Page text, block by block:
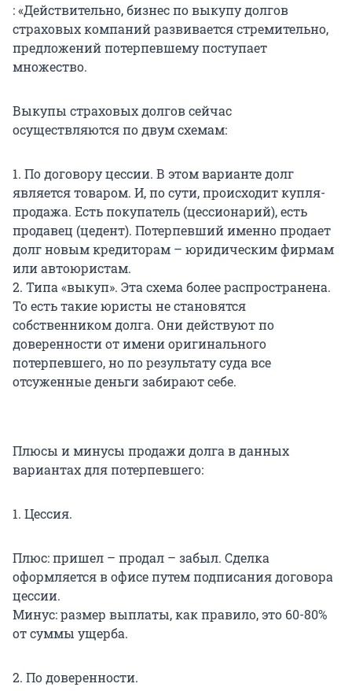
: «Действительно, бизнес по выкупу долгов
страховых компаний развивается стремительно,
предложений потерпевшему поступает
множество.
Выкупы страховых долгов сейчас
осуществляются по двум схемам:
1. По договору цессии. В этом варианте долг
является товаром. И, по сути, происходит купля-
продажа. Есть покупатель (цессионарий), есть
продавец (цедент). Потерпевший именно продает
долг новым кредиторам – юридическим фирмам
или автоюристам.
2. Типа «выкуп». Эта схема более распространена.
То есть такие юристы не становятся
собственником долга. Они действуют по
доверенности от имени оригинального
потерпевшего, но по результату суда все
отсуженные деньги забирают себе.
Плюсы и минусы продажи долга в данных
вариантах для потерпевшего:
1. Цессия.
Плюс: пришел – продал – забыл. Сделка
оформляется в офисе путем подписания договора
цессии.
Минус: размер выплаты, как правило, это 60-80%
от суммы ущерба.
2. По доверенности.